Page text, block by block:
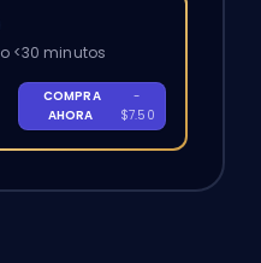
<30 minutos
COMPRA
AHORA
-
$7.50